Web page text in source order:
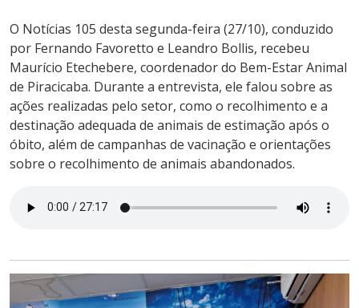
O Notícias 105 desta segunda-feira (27/10), conduzido
por Fernando Favoretto e Leandro Bollis, recebeu
Maurício Etechebere, coordenador do Bem-Estar Animal
de Piracicaba. Durante a entrevista, ele falou sobre as
ações realizadas pelo setor, como o recolhimento e a
destinação adequada de animais de estimação após o
óbito, além de campanhas de vacinação e orientações
sobre o recolhimento de animais abandonados.